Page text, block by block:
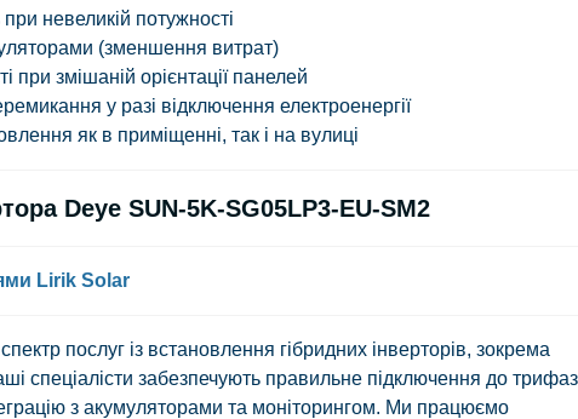
невеликій потужності
(зменшення витрат)
змішаній орієнтації панелей
у разі відключення електроенергії
як в приміщенні, так і на вулиці
Deye SUN-5K-SG05LP3-EU-SM2
Lirik Solar
послуг із встановлення гібридних інверторів, зокрема
спеціалісти забезпечують правильне підключення до
з акумуляторами та моніторингом. Ми працюємо